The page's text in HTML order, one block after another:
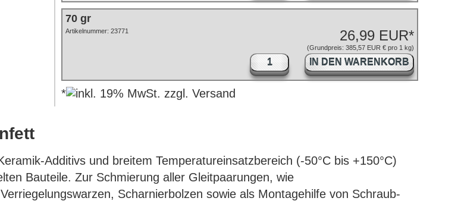
70 gr
26,99 EUR*
(Grundpreis: 385,57 EUR € pro 1 kg)
Artikelnummer: 23771
IN DEN WARENKORB
*
Additivs und breitem Temperatureinsatzbereich (-50°C bis +150°C)
Bauteile. Zur Schmierung aller Gleitpaarungen, wie
Scharnierbolzen sowie als Montagehilfe von Schraub-